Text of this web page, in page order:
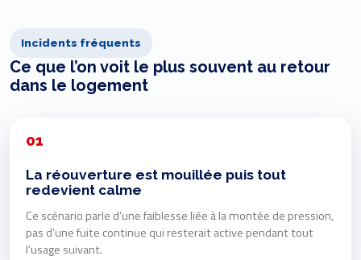
Incidents fréquents
Ce que l’on voit le plus souvent au retour
dans le logement
01
La réouverture est mouillée puis tout
redevient calme
Ce scénario parle d’une faiblesse liée à la montée de pression,
pas d’une fuite continue qui resterait active pendant tout
l’usage suivant.